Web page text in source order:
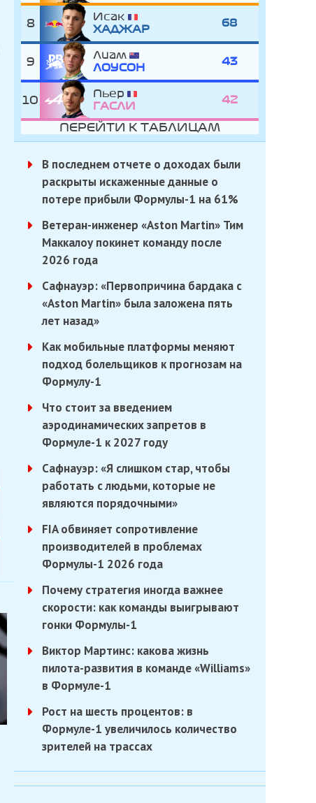
8
Исак
ХАДЖАР
68
9
Лиам
ЛОУСОН
43
10
Пьер
ГАСЛИ
42
ПЕРЕЙТИ К ТАБЛИЦАМ
В последнем отчете о доходах были
раскрыты искаженные данные о
потере прибыли Формулы-1 на 61%
Ветеран-инженер «Aston Martin» Тим
Маккалоу покинет команду после
2026 года
Сафнауэр: «Первопричина бардака с
«Aston Martin» была заложена пять
лет назад»
Как мобильные платформы меняют
подход болельщиков к прогнозам на
Формулу-1
Что стоит за введением
аэродинамических запретов в
Формуле-1 к 2027 году
Сафнауэр: «Я слишком стар, чтобы
работать с людьми, которые не
являются порядочными»
FIA обвиняет сопротивление
производителей в проблемах
Формулы-1 2026 года
Почему стратегия иногда важнее
скорости: как команды выигрывают
гонки Формулы-1
Виктор Мартинс: какова жизнь
пилота-развития в команде «Williams»
в Формуле-1
Рост на шесть процентов: в
Формуле-1 увеличилось количество
зрителей на трассах